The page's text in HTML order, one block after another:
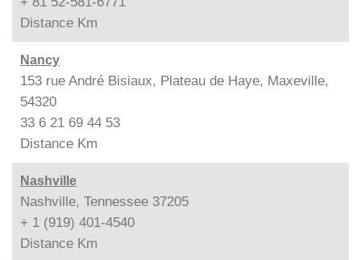
Distance Km
Nancy
153 rue André Bisiaux, Plateau de Haye, Maxeville,
54320
33 6 21 69 44 53
Distance Km
Nashville
Nashville, Tennessee 37205
+ 1 (919) 401-4540
Distance Km